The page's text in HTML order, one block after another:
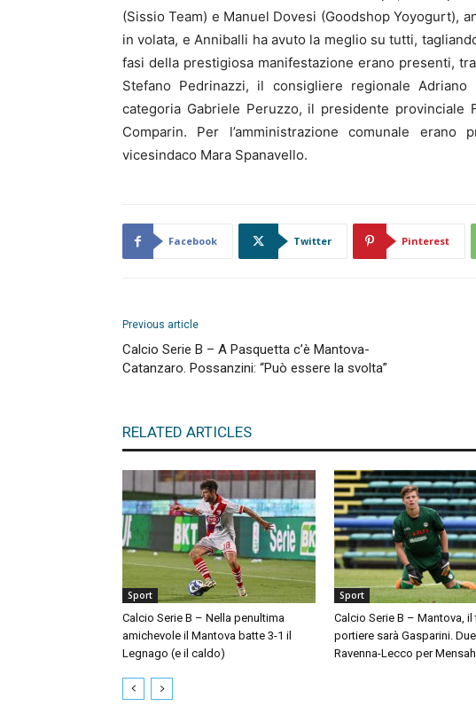
(Sissio Team) e Manuel Dovesi (Goodshop Yoyogurt),
in volata, e Anniballi ha avuto la meglio su tutti,
fasi della prestigiosa manifestazione erano presenti,
Stefano Pedrinazzi, il consigliere regionale
categoria Gabriele Peruzzo, il presidente provinciale
Comparin. Per l’amministrazione comunale
vicesindaco Mara Spanavello.
Facebook Twitter Pinterest
Previous article
Calcio Serie B – A Pasquetta c’è Mantova-
Catanzaro. Possanzini: “Può essere la svolta”
RELATED ARTICLES
Sport
Calcio Serie B – Nella penultima
amichevole il Mantova batte 3-1 il
Legnago (e il caldo)
Sport
Calcio Serie B – Mantova, il
portiere sarà Gasparini.
Ravenna-Lecco per Mensah